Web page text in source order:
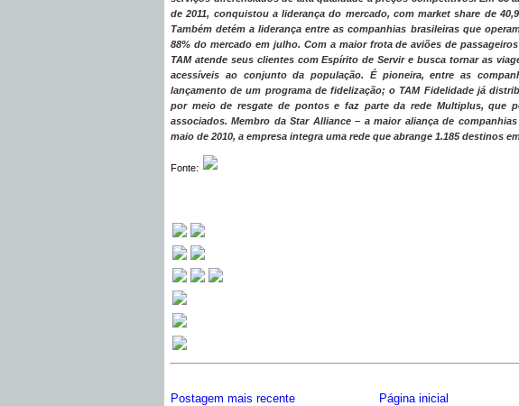
de 2011, conquistou a liderança do mercado, com market share de
Também detém a liderança entre as companhias brasileiras que
88% do mercado em julho. Com a maior frota de aviões de
TAM atende seus clientes com Espírito de Servir e busca tornar as
acessíveis ao conjunto da população. É pioneira, entre as
lançamento de um programa de fidelização; o TAM Fidelidade já
por meio de resgate de pontos e faz parte da rede Multiplus, que
associados. Membro da Star Alliance – a maior aliança de
maio de 2010, a empresa integra uma rede que abrange 1.185 destinos
Fonte:
Postagem mais recente Página inicial